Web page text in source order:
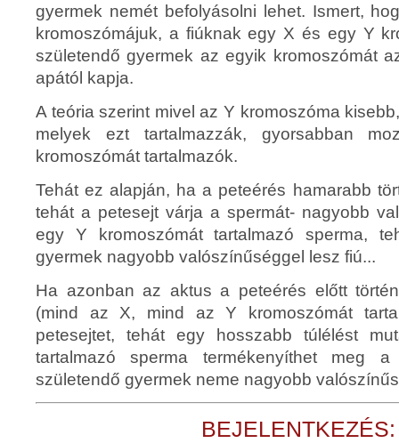
gyermek nemét befolyásolni lehet. Ismert,
kromoszómájuk, a fiúknak egy X és egy Y
születendő gyermek az egyik kromoszómát
apától kapja.
A teória szerint mivel az Y kromoszóma
melyek ezt tartalmazzák, gyorsabban
kromoszómát tartalmazók.
Tehát ez alapján, ha a peteérés hamarabb
tehát a petesejt várja a spermát- nagyobb
egy Y kromoszómát tartalmazó sperma,
gyermek nagyobb valószínűséggel lesz fiú...
Ha azonban az aktus a peteérés előtt
(mind az X, mind az Y kromoszómát
petesejtet, tehát egy hosszabb túlélést
tartalmazó sperma termékenyíthet meg
születendő gyermek neme nagyobb
BEJELENTKEZÉS: